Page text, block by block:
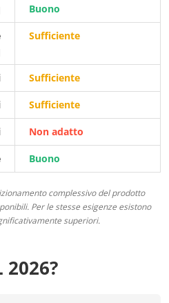
Buono
Sufficiente
Sufficiente
Sufficiente
Non adatto
Buono
complessivo del prodotto
Per le stesse esigenze esistono
superiori.
2026?